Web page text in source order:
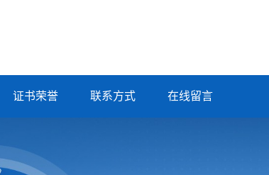
证书荣誉 联系方式 在线留言